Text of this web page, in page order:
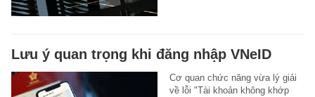
Lưu ý quan trọng khi đăng nhập VNeID
Cơ quan chức năng vừa lý giải
về lỗi "Tài khoản không khớp